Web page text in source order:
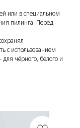
или в специальном
пилинга. Перед
с использованием
чёрного, белого и